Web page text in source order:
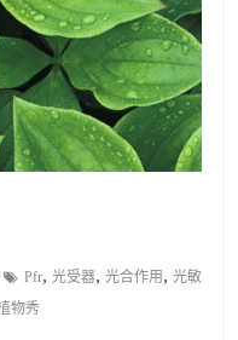
Pfr,光受器,光合作用 ,光敏
物秀